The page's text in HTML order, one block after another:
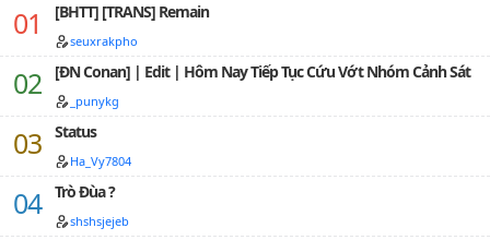
[BHTT] [TRANS] Remain
seuxrakpho
[ĐN Conan] | Edit | Hôm Nay Tiếp Tục Cứu Vớt Nhóm Cảnh Sát
_punykg
Status
Ha_Vy7804
Trò Đùa ?
shshsjejeb